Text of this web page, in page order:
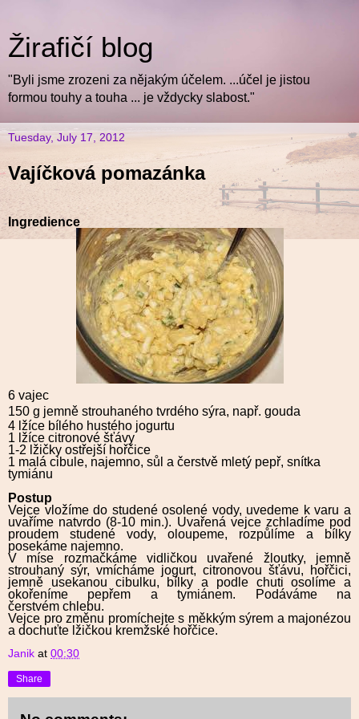
Žirafičí blog
"Byli jsme zrozeni za nějakým účelem. ...účel je jistou
formou touhy a touha ... je vždycky slabost."
Tuesday, July 17, 2012
Vajíčková pomazánka
Ingredience
6 vajec
150 g jemně strouhaného tvrdého sýra, např. gouda
4 lžíce bílého hustého jogurtu
1 lžíce citronové šťávy
1-2 lžičky ostřejší hořčice
1 malá cibule, najemno, sůl a čerstvě mletý pepř, snítka
tymiánu
Postup
Vejce vložíme do studené osolené vody, uvedeme k varu a
uvaříme natvrdo (8-10 min.). Uvařená vejce zchladíme pod
proudem studené vody, oloupeme, rozpůlíme a bílky
posekáme najemno.
V míse rozmačkáme vidličkou uvařené žloutky, jemně
strouhaný sýr, vmícháme jogurt, citronovou šťávu, hořčici,
jemně usekanou cibulku, bílky a podle chuti osolíme a
okořeníme pepřem a tymiánem. Podáváme na
čerstvém chlebu.
Vejce pro změnu promíchejte s měkkým sýrem a majonézou
a dochuťte lžičkou kremžské hořčice.
Janik at 00:30
Share